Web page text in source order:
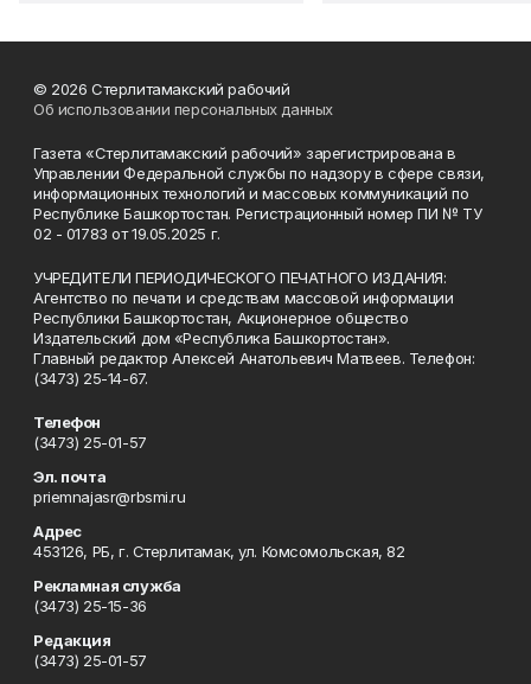
© 2026 Стерлитамакский рабочий
Об использовании персональных данных
Газета «Стерлитамакский рабочий» зарегистрирована в
Управлении Федеральной службы по надзору в сфере связи,
информационных технологий и массовых коммуникаций по
Республике Башкортостан. Регистрационный номер ПИ № ТУ
02 - 01783 от 19.05.2025 г.
УЧРЕДИТЕЛИ ПЕРИОДИЧЕСКОГО ПЕЧАТНОГО ИЗДАНИЯ:
Агентство по печати и средствам массовой информации
Республики Башкортостан, Акционерное общество
Издательский дом «Республика Башкортостан».
Главный редактор Алексей Анатольевич Матвеев. Телефон:
(3473) 25-14-67.
Телефон
(3473) 25-01-57
Эл. почта
priemnajasr@rbsmi.ru
Адрес
453126, РБ, г. Стерлитамак, ул. Комсомольская, 82
Рекламная служба
(3473) 25-15-36
Редакция
(3473) 25-01-57